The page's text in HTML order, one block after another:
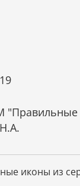
иконы из